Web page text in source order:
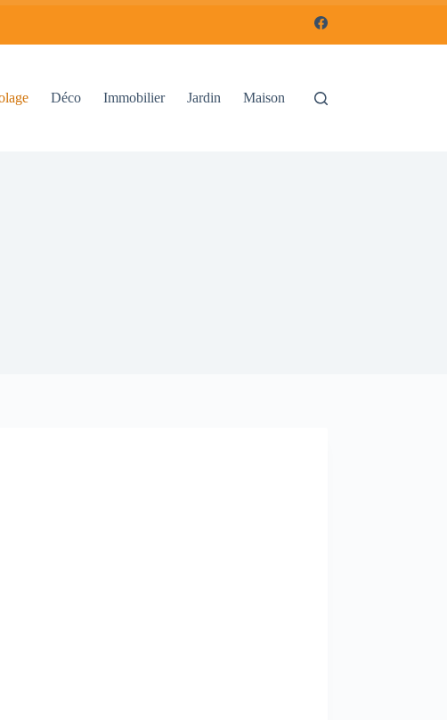
Déco Immobilier Jardin Maison